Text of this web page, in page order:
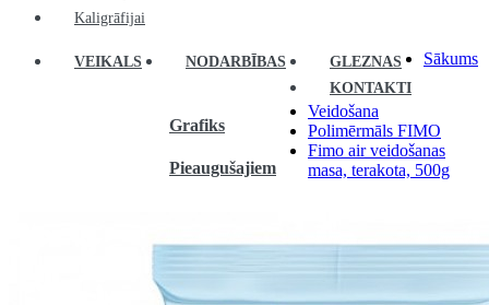
Kaligrāfijai
VEIKALS NODARBĪBAS
Grafiks
Pieaugušajiem
GLEZNAS
KONTAKTI
Sākums
Veidošana
Polimērmāls FIMO
Fimo air veidošanas
masa, terakota, 500g